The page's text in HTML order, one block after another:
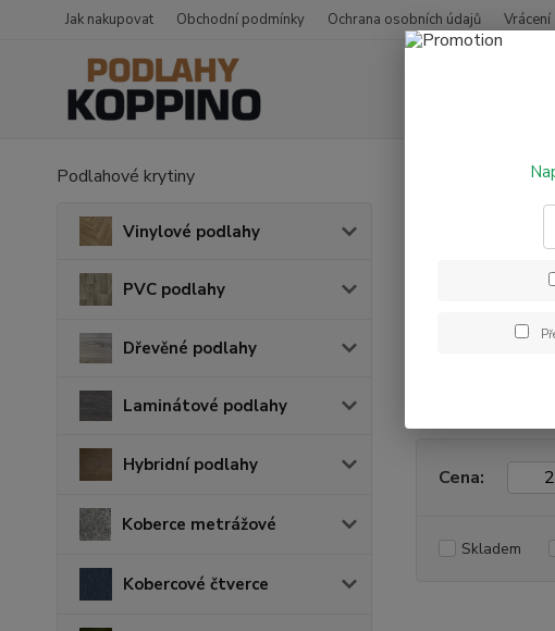
Jak nakupovat Obchodní podmínky Ochrana osobních údajů
Podlahové krytiny
Vinylové podlahy
PVC podlahy
Dřevěné podlahy
Laminátové podlahy
Hybridní podlahy
Koberce metrážové
Kobercové čtverce
PVC obvodové
Lišty mají
Cena:
Skladem